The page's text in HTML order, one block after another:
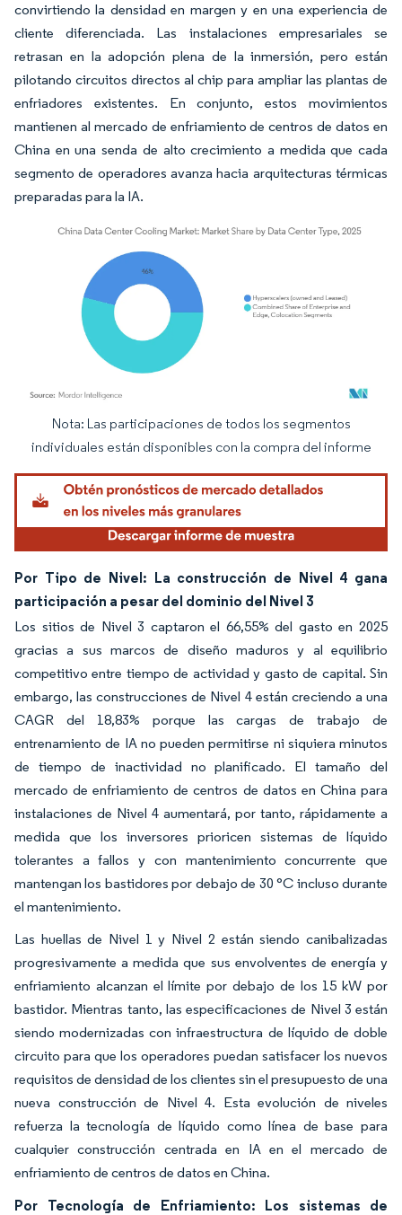
convirtiendo la densidad en margen y en una experiencia de
cliente diferenciada. Las instalaciones empresariales se
retrasan en la adopción plena de la inmersión, pero están
pilotando circuitos directos al chip para ampliar las plantas de
enfriadores existentes. En conjunto, estos movimientos
mantienen al mercado de enfriamiento de centros de datos en
China en una senda de alto crecimiento a medida que cada
segmento de operadores avanza hacia arquitecturas térmicas
preparadas para la IA.
Imagen © Mordor Intelligence. El uso requiere atribución según CC BY 4.0.
Nota: Las participaciones de todos los segmentos
individuales están disponibles con la compra del informe
Por Tipo de Nivel: La construcción de Nivel 4 gana
participación a pesar del dominio del Nivel 3
Los sitios de Nivel 3 captaron el 66,55% del gasto en 2025
gracias a sus marcos de diseño maduros y al equilibrio
competitivo entre tiempo de actividad y gasto de capital. Sin
embargo, las construcciones de Nivel 4 están creciendo a una
CAGR del 18,83% porque las cargas de trabajo de
entrenamiento de IA no pueden permitirse ni siquiera minutos
de tiempo de inactividad no planificado. El tamaño del
mercado de enfriamiento de centros de datos en China para
instalaciones de Nivel 4 aumentará, por tanto, rápidamente a
medida que los inversores prioricen sistemas de líquido
tolerantes a fallos y con mantenimiento concurrente que
mantengan los bastidores por debajo de 30 °C incluso durante
el mantenimiento.
Las huellas de Nivel 1 y Nivel 2 están siendo canibalizadas
progresivamente a medida que sus envolventes de energía y
enfriamiento alcanzan el límite por debajo de los 15 kW por
bastidor. Mientras tanto, las especificaciones de Nivel 3 están
siendo modernizadas con infraestructura de líquido de doble
circuito para que los operadores puedan satisfacer los nuevos
requisitos de densidad de los clientes sin el presupuesto de una
nueva construcción de Nivel 4. Esta evolución de niveles
refuerza la tecnología de líquido como línea de base para
cualquier construcción centrada en IA en el mercado de
enfriamiento de centros de datos en China.
Por Tecnología de Enfriamiento: Los sistemas de